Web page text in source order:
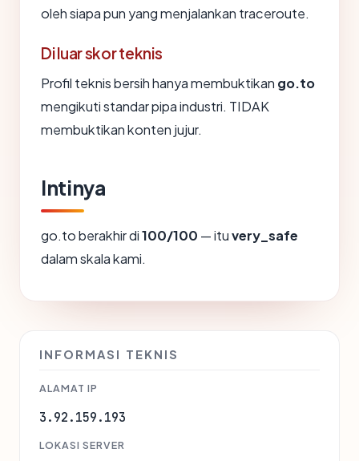
oleh siapa pun yang menjalankan traceroute.
Di luar skor teknis
Profil teknis bersih hanya membuktikan go.to
mengikuti standar pipa industri. TIDAK
membuktikan konten jujur.
Intinya
go.to berakhir di100/100 — ituvery_safe
dalam skala kami.
INFORMASI TEKNIS
ALAMAT IP
3.92.159.193
LOKASI SERVER